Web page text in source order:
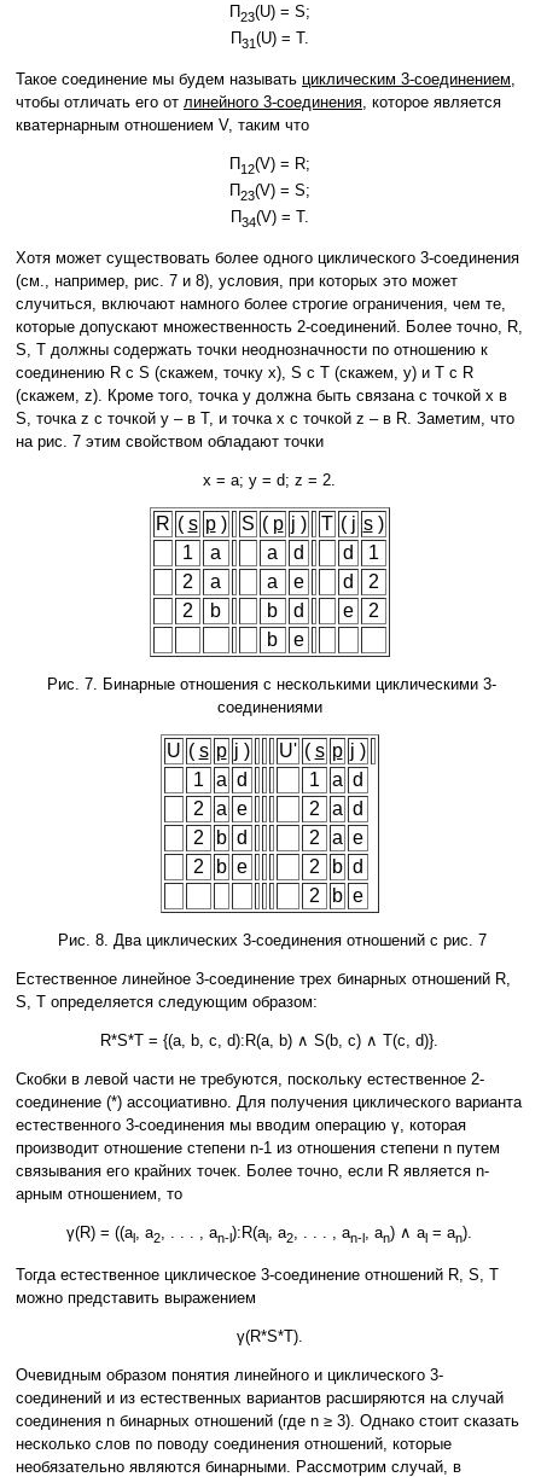
Π23(U) = S;
Π31(U) = T.
Такое соединение мы будем называть циклическим 3-соединением,
чтобы отличать его от линейного 3-соединения, которое является
кватернарным отношением V, таким что
Π12(V) = R;
Π23(V) = S;
Π34(V) = T.
Хотя может существовать более одного циклического 3-соединения
(см., например, рис. 7 и 8), условия, при которых это может
случиться, включают намного более строгие ограничения, чем те,
которые допускают множественность 2-соединений. Более точно, R,
S, T должны содержать точки неоднозначности по отношению к
соединению R с S (скажем, точку x), S с T (скажем, y) и T с R
(скажем, z). Кроме того, точка y должна быть связана с точкой x в
S, точка z с точкой y – в T, и точка x с точкой z – в R. Заметим, что
на рис. 7 этим свойством обладают точки
x = a; y = d; z = 2.
R ( s p) S ( p j ) T ( j s)
1
a a d d
1
2
a a e d
2
2
b b d e
2
b
e
Рис. 7. Бинарные отношения с несколькими циклическими 3-
соединениями
U ( s p j ) U' ( s p j )
1
a d 1 a d
2
a e 2 a d
2
b d 2 a e
2
b e 2 b d
2
b e
Рис. 8. Два циклических 3-соединения отношений с рис. 7
Естественное линейное 3-соединение трех бинарных отношений R,
S, T определяется следующим образом:
R*S*T = {(a, b, c, d):R(a, b) ∧ S(b, c) ∧ T(c, d)}.
Скобки в левой части не требуются, поскольку естественное 2-
соединение (*) ассоциативно. Для получения циклического варианта
естественного 3-соединения мы вводим операцию γ, которая
производит отношение степени n-1 из отношения степени n путем
связывания его крайних точек. Более точно, если R является n-
арным отношением, то
γ(R) = ((al, a2, . . . , an-l):R(al, a2, . . . , an-l, an) ∧ al = an).
Тогда естественное циклическое 3-соединение отношений R, S, T
можно представить выражением
γ(R*S*T).
Очевидным образом понятия линейного и циклического 3-
соединений и из естественных вариантов расширяются на случай
соединения n бинарных отношений (где n ≥ 3). Однако стоит сказать
несколько слов по поводу соединения отношений, которые
необязательно являются бинарными. Рассмотрим случай, в